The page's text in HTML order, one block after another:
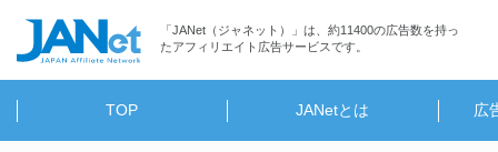
「JANet（ジャネット）」は、約11400の広告数を持っ
たアフィリエイト広告サービスです。
TOP JANetとは 広